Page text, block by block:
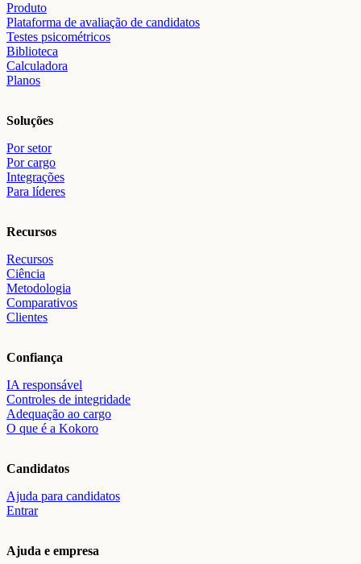
Produto
Plataforma de avaliação de candidatos
Testes psicométricos
Biblioteca
Calculadora
Planos
Soluções
Por setor
Por cargo
Integrações
Para líderes
Recursos
Recursos
Ciência
Metodologia
Comparativos
Clientes
Confiança
IA responsável
Controles de integridade
Adequação ao cargo
O que é a Kokoro
Candidatos
Ajuda para candidatos
Entrar
Ajuda e empresa